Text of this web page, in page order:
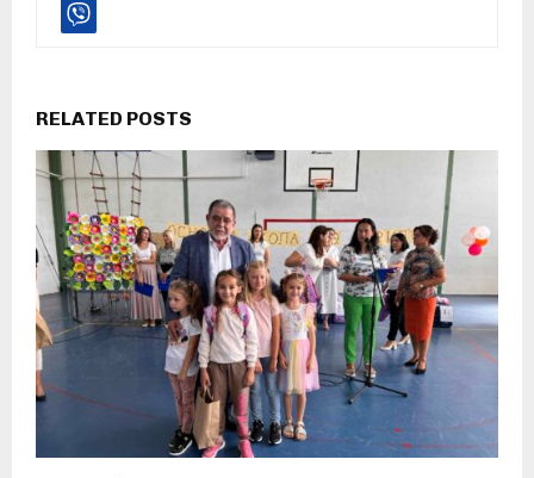
RELATED POSTS